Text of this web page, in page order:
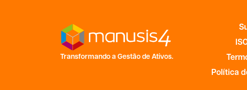
Transformando a Gestão de Ativos.
Política